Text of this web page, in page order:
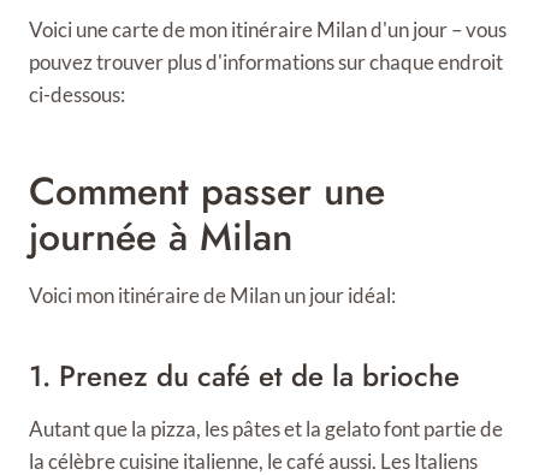
Voici une carte de mon itinéraire Milan d'un jour – vous
pouvez trouver plus d'informations sur chaque endroit
ci-dessous:
Comment passer une
journée à Milan
Voici mon itinéraire de Milan un jour idéal:
1. Prenez du café et de la brioche
Autant que la pizza, les pâtes et la gelato font partie de
la célèbre cuisine italienne, le café aussi. Les Italiens